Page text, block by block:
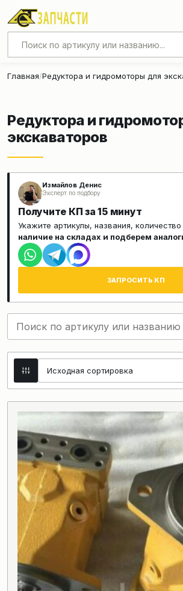
Главная Редуктора и гидромоторы для
Редуктора и
экскаваторов
Измайлов Денис
Эксперт по подбору
Получите КП за 15 минут
Укажите артикулы, названия,
наличие на складах и подберем
ЗАПРОСИТЬ КП